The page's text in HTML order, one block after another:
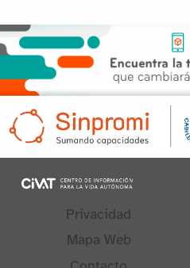
Privacidad
Mapa Web